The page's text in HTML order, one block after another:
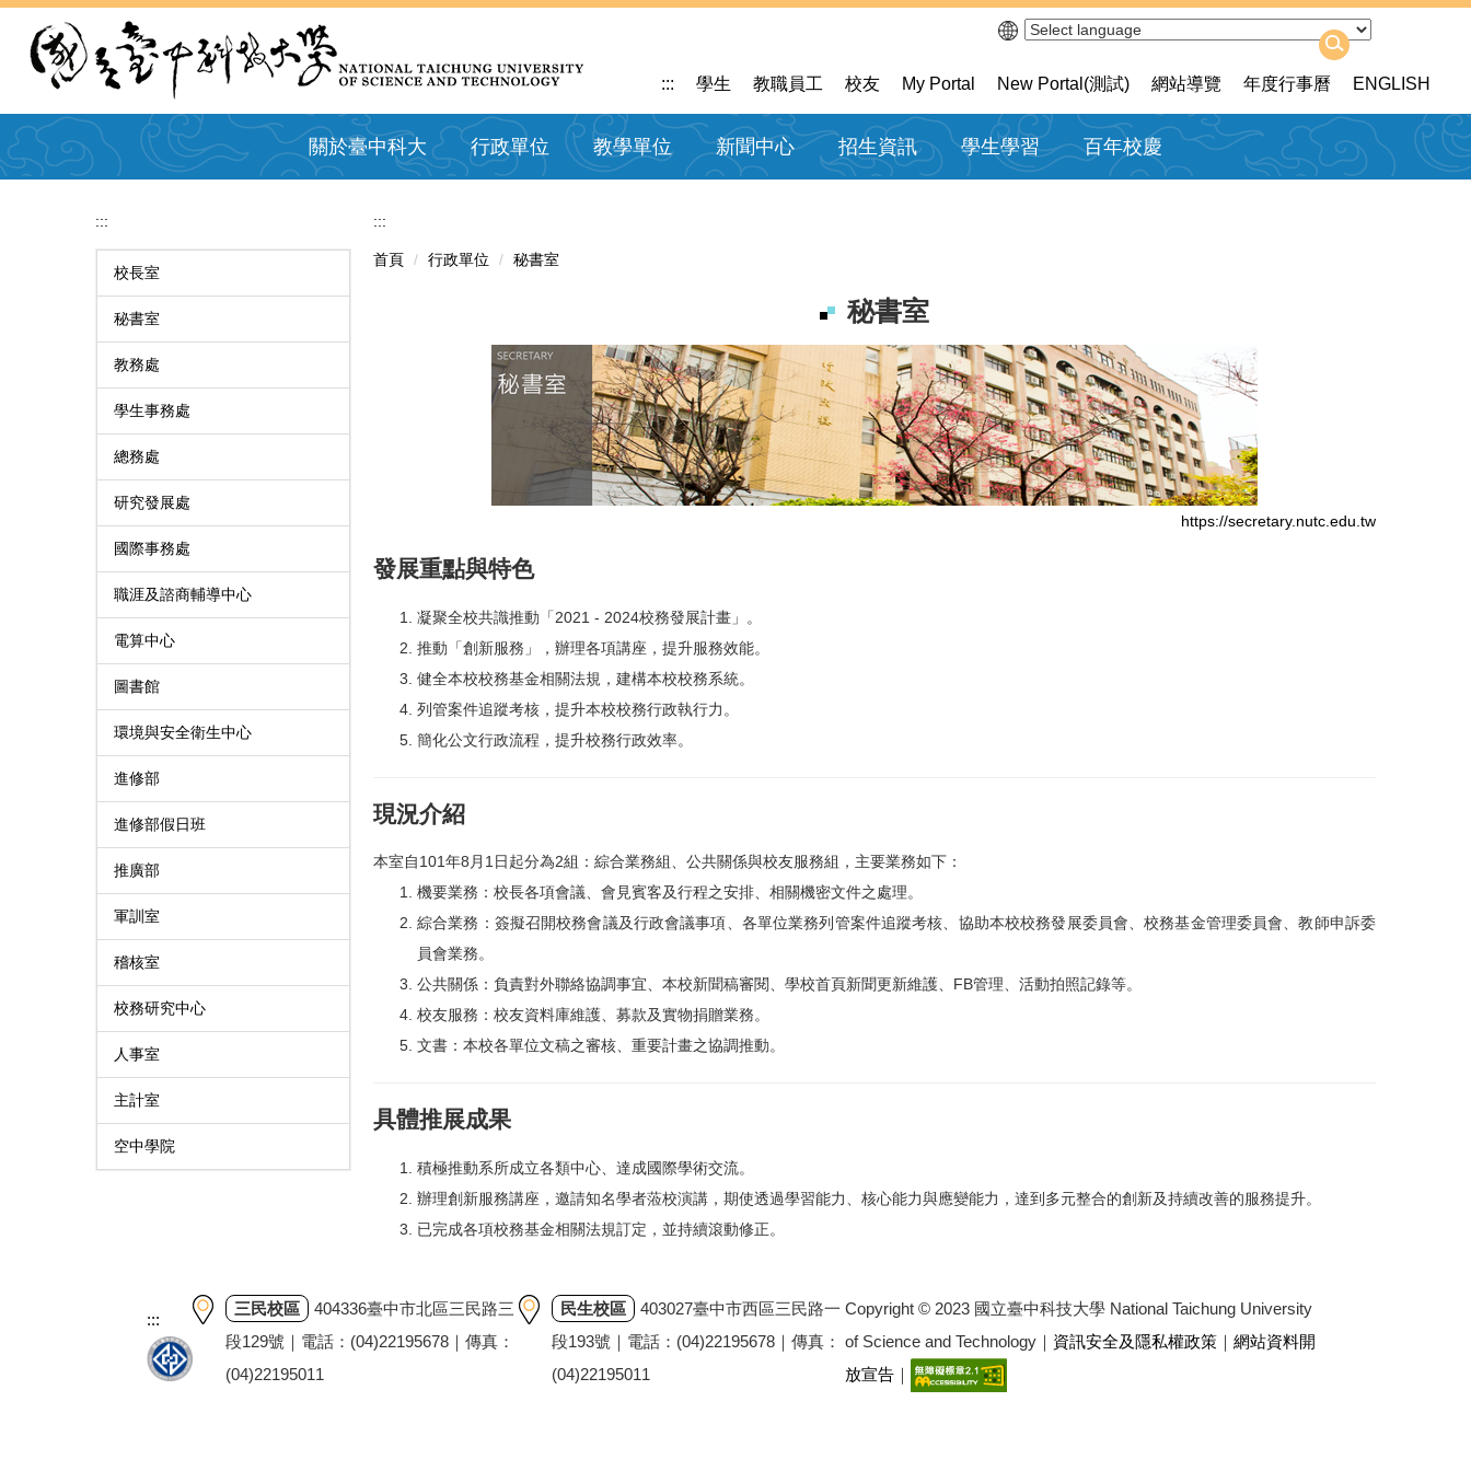
容
區
關於臺中科大 行政單位 教學單位 新聞中心 招生資訊 學生學習 百年校慶
::: 學生 教職員工 校友 My Portal New Portal(測試) 網站導覽 年度行事曆 ENGLISH
:::
校長室
秘書室
教務處
學生事務處
總務處
研究發展處
國際事務處
職涯及諮商輔導中心
電算中心
圖書館
環境與安全衛生中心
進修部
進修部假日班
推廣部
軍訓室
稽核室
校務研究中心
人事室
主計室
空中學院
:::
首頁 行政單位 秘書室
秘書室
https://secretary.nutc.edu.tw
發展重點與特色
凝聚全校共識推動「2021 - 2024校務發展計畫」。
推動「創新服務」，辦理各項講座，提升服務效能。
健全本校校務基金相關法規，建構本校校務系統。
列管案件追蹤考核，提升本校校務行政執行力。
簡化公文行政流程，提升校務行政效率。
現況介紹
本室自101年8月1日起分為2組：綜合業務組、公共關係與校友服務組，主要業務如下：
機要業務：校長各項會議、會見賓客及行程之安排、相關機密文件之處理。
綜合業務：簽擬召開校務會議及行政會議事項、各單位業務列管案件追蹤考核、協助本校校務發展委員會、校務基金管理委員會、教師申訴委
員會業務。
公共關係：負責對外聯絡協調事宜、本校新聞稿審閱、學校首頁新聞更新維護、FB管理、活動拍照記錄等。
校友服務：校友資料庫維護、募款及實物捐贈業務。
文書：本校各單位文稿之審核、重要計畫之協調推動。
具體推展成果
積極推動系所成立各類中心、達成國際學術交流。
辦理創新服務講座，邀請知名學者蒞校演講，期使透過學習能力、核心能力與應變能力，達到多元整合的創新及持續改善的服務提升。
已完成各項校務基金相關法規訂定，並持續滾動修正。
:::
三民校區
404336臺中市北區三民路三
段129號｜電話：(04)22195678｜傳真：
(04)22195011
民生校區
403027臺中市西區三民路一
段193號｜電話：(04)22195678｜傳真：
(04)22195011
Copyright © 2023 國立臺中科技大學 National Taichung University
of Science and Technology｜ 資訊安全及隱私權政策｜ 網站資料開
放宣告｜